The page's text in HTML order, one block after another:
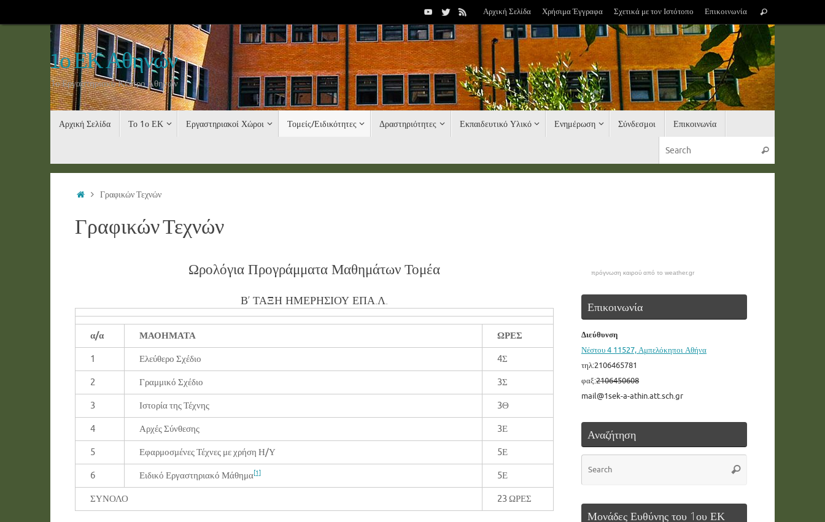
to
Αρχική Σελίδα Χρήσιμα Έγγραφα Σχετικά με τον Ιστότοπο Επικοινωνία
for:
Search
1ο ΕΚ Αθηνών
1ο Εργαστηριακό Κέντρο Αθηνών
Αρχική Σελίδα Το 1ο ΕΚ Εργαστηριακοί Χώροι Τομείς/Ειδικότητες Δραστηριότητες Εκπαιδευτικό Υλικό Ενημέρωση Σύνδεσμοι
Επικοινωνία
Search
HomeΓραφικών Τεχνών
Γραφικών Τεχνών
Ωρολόγια Προγράμματα Μαθημάτων Τομέα
Β’ ΤΑΞΗ ΗΜΕΡΗΣΙΟΥ ΕΠΑ.Λ.
α/α ΜΑΟΗΜΑΤΑ
ΩΡΕΣ
1
Ελεύθερο Σχέδιο
4Σ
2
Γραμμικό Σχέδιο
3Σ
3
Ιστορία της Τέχνης
3Θ
4
Αρχές Σύνθεσης
3Ε
5
Εφαρμοσμένες Τέχνες με χρήση Η/Υ
5Ε
6
Ειδικό Εργαστηριακό Μάθημα[1]
5Ε
ΣΥΝΟΛΟ
23 ΩΡΕΣ
πρόγνωση καιρού από το weather.gr
Επικοινωνία
Διεύθυνση
Νέστου 4 11527, Αμπελόκηποι Αθήνα
τηλ:2106465781
φαξ:2106450608
mail@1sek-a-athin.att.sch.gr
Αναζήτηση
Search
Μονάδες Ευθύνης του 1ου ΕΚ